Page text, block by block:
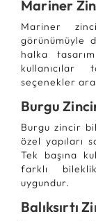
Mariner
Mariner
görünümüyle
halka
seçenekler
Burgu
Burgu zincir
özel yapıları
Tek başına
farklı
uygundur.
Balıksırtı